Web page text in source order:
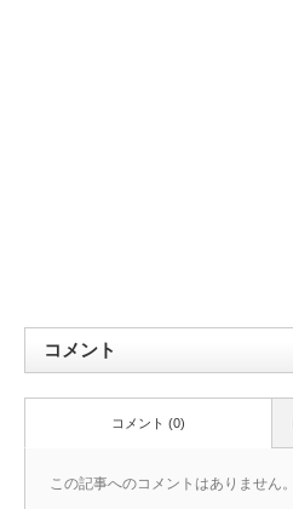
コメント
コメント (0)
この記事へのコメントはありません。